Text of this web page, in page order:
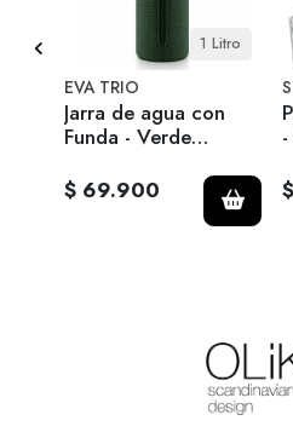
1 Litro
EVA TRIO
Jarra de agua con
Funda - Verde
$ 69.900